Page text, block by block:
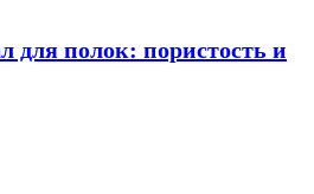
для полок: пористость и